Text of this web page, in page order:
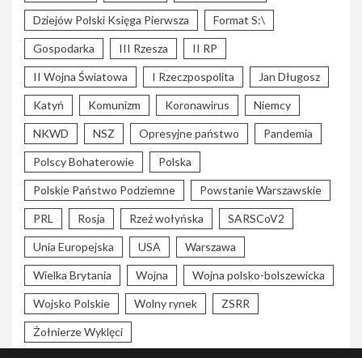
Dziejów Polski Księga Pierwsza Format S:\
Gospodarka III Rzesza II RP
II Wojna Światowa I Rzeczpospolita Jan Długosz
Katyń Komunizm Koronawirus Niemcy
NKWD NSZ Opresyjne państwo Pandemia
Polscy Bohaterowie Polska
Polskie Państwo Podziemne Powstanie Warszawskie
PRL Rosja Rzeź wołyńska SARSCoV2
Unia Europejska USA Warszawa
Wielka Brytania Wojna Wojna polsko-bolszewicka
Wojsko Polskie Wolny rynek ZSRR
Żołnierze Wyklęci